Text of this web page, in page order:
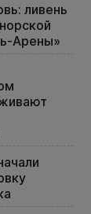
ливень
Арены»